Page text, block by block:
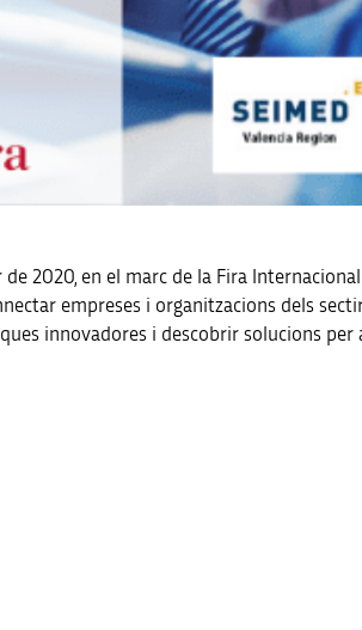
2020, en el marc de la Fira
empreses i organitzacions dels
innovadores i descobrir solucions per